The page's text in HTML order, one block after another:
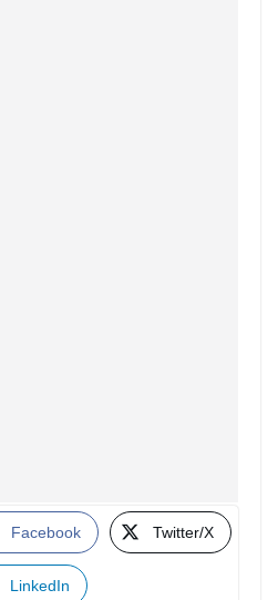
Facebook Twitter/X
LinkedIn